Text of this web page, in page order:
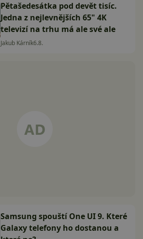
Pětašedesátka pod devět tisíc.
Jedna z nejlevnějších 65" 4K
televizí na trhu má ale své ale
Jakub Kárník6.8.
Samsung spouští One UI 9. Které
Galaxy telefony ho dostanou a